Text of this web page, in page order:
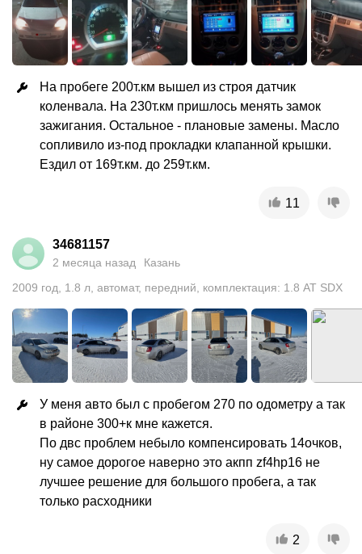
На пробеге 200т.км вышел из строя датчик
коленвала. На 230т.км пришлось менять замок
зажигания. Остальное - плановые замены. Масло
сопливило из-под прокладки клапанной крышки.
Ездил от 169т.км. до 259т.км.
11
34681157
2 месяца назад
Казань
2009 год 1.8 л автомат, передний комплектация: 1.8 AT SDX
У меня авто был с пробегом 270 по одометру а так
в районе 300+к мне кажется.
По двс проблем небыло компенсировать 14очков,
ну самое дорогое наверно это акпп zf4hp16 не
лучшее решение для большого пробега, а так
только расходники
2